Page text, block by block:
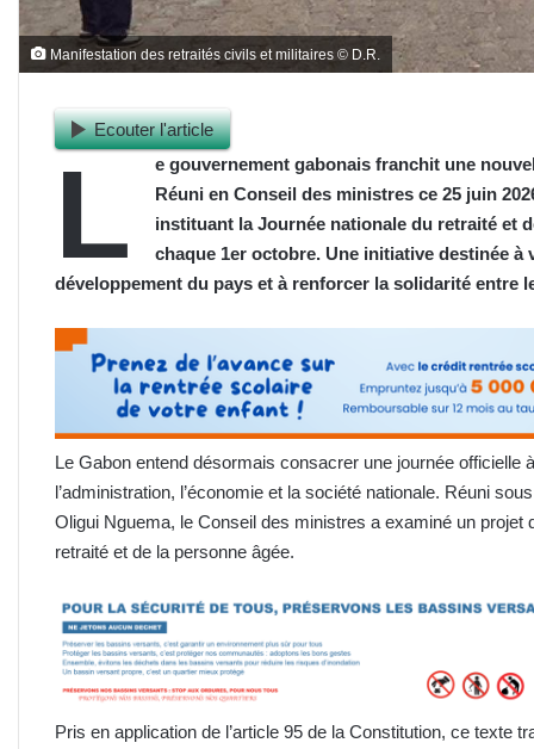
Manifestation des retraités civils et militaires © D.R.
Ecouter l'article
L
e gouvernement gabonais franchit une
Réuni en Conseil des ministres ce 25 juin
instituant la Journée nationale du retraité et
chaque 1er octobre. Une initiative destinée
développement du pays et à renforcer la solidarité entre
Le Gabon entend désormais consacrer une journée officielle
l’administration, l’économie et la société nationale. Réuni
Oligui Nguema, le Conseil des ministres a examiné un projet
retraité et de la personne âgée.
Pris en application de l’article 95 de la Constitution, ce texte